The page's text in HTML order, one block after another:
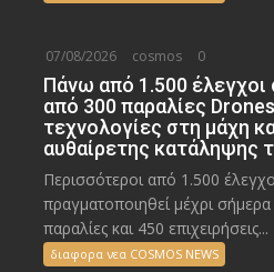
07/08/2026 cosmos 0
Πάνω από 1.500 έλεγχοι
από 300 παραλίες
τεχνολογίες στη μάχη
αυθαίρετης κατάληψης
Περισσότεροι από 1.500
πραγματοποιηθεί μέχρι
παραλίες και 450 επιχειρήσεις...
διαφορα νεα COSMOS NEWS